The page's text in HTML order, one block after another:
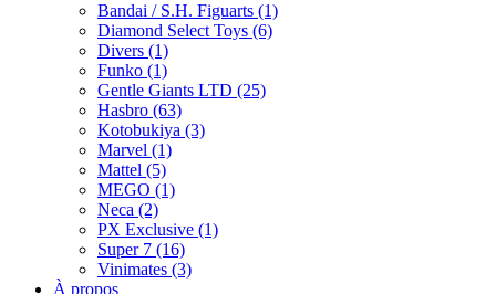
Bandai / S.H. Figuarts (1)
Diamond Select Toys (6)
Divers (1)
Funko (1)
Gentle Giants LTD (25)
Hasbro (63)
Kotobukiya (3)
Marvel (1)
Mattel (5)
MEGO (1)
Neca (2)
PX Exclusive (1)
Super 7 (16)
Vinimates (3)
À propos